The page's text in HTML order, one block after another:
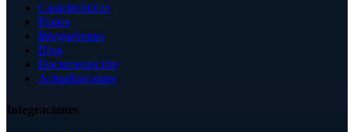
Características
Planes
Integraciones
Blog
Documentación
Actualizaciones
Integraciones